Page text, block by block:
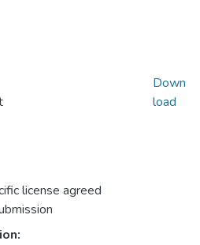
license agreed
Down
load